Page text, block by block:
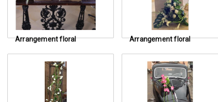
Arrangement floral Arrangement floral